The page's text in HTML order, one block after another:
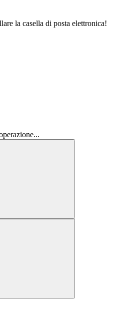
la casella di posta elettronica!